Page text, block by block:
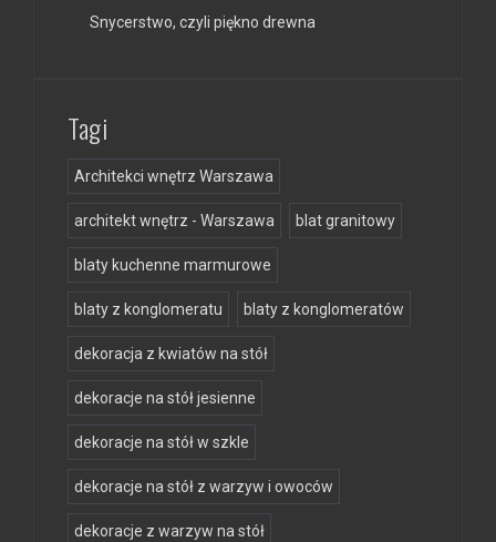
Snycerstwo, czyli piękno drewna
Tagi
Architekci wnętrz Warszawa
architekt wnętrz - Warszawa blat granitowy
blaty kuchenne marmurowe
blaty z konglomeratu blaty z konglomeratów
dekoracja z kwiatów na stół
dekoracje na stół jesienne
dekoracje na stół w szkle
dekoracje na stół z warzyw i owoców
dekoracje z warzyw na stół